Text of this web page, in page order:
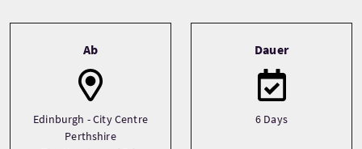
Ab
Edinburgh - City Centre
Perthshire
Dauer
6 Days